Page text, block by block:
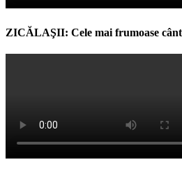
ZICĂLAŞII: Cele mai frumoase